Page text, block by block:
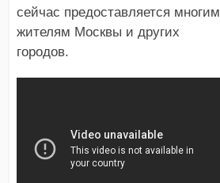
сейчас предоставляется многим
жителям Москвы и других
городов.